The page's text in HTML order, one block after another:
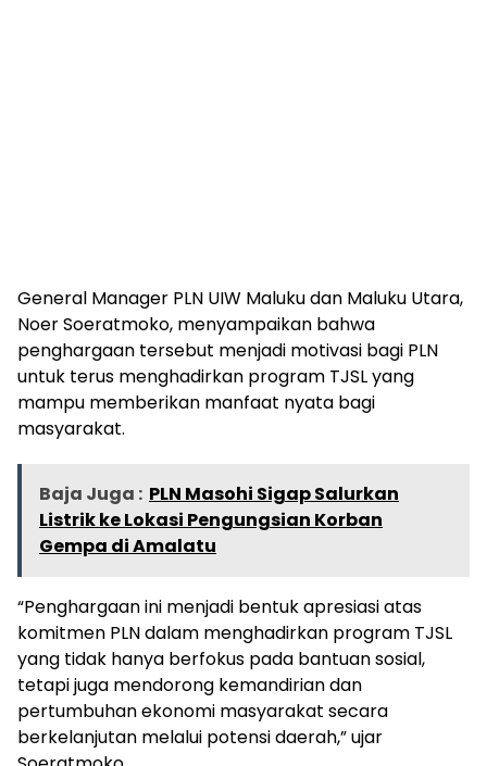
General Manager PLN UIW Maluku dan Maluku Utara,
Noer Soeratmoko, menyampaikan bahwa
penghargaan tersebut menjadi motivasi bagi PLN
untuk terus menghadirkan program TJSL yang
mampu memberikan manfaat nyata bagi
masyarakat.
Baja Juga : PLN Masohi Sigap Salurkan
Listrik ke Lokasi Pengungsian Korban
Gempa di Amalatu
“Penghargaan ini menjadi bentuk apresiasi atas
komitmen PLN dalam menghadirkan program TJSL
yang tidak hanya berfokus pada bantuan sosial,
tetapi juga mendorong kemandirian dan
pertumbuhan ekonomi masyarakat secara
berkelanjutan melalui potensi daerah,” ujar